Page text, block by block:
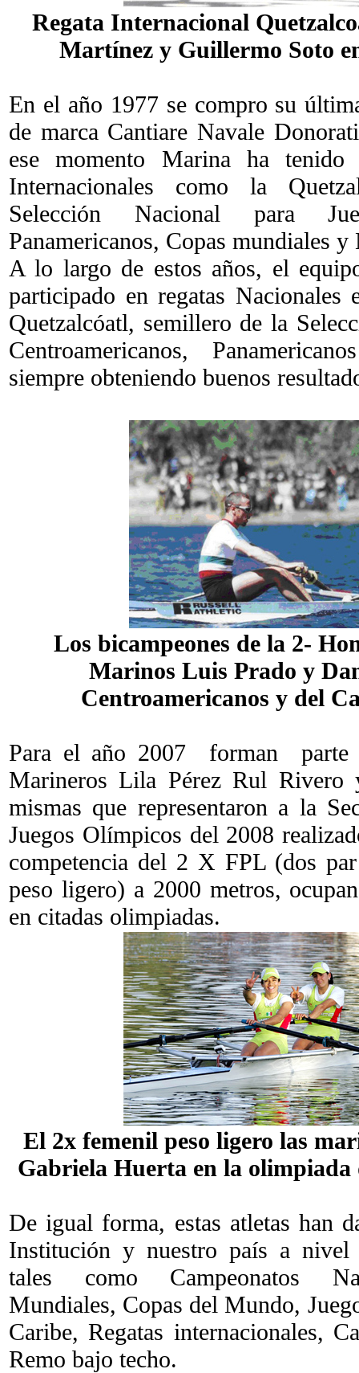
Regata Internacional
Martínez y Guillermo Soto
En el año 1977 se compro su
de marca Cantiare Navale
ese momento Marina ha tenido
Internacionales como la
Selección Nacional para
Panamericanos, Copas mundiales
A lo largo de estos años, el
participado en regatas Nacionales
Quetzalcóatl, semillero de la
Centroamericanos,
siempre obteniendo buenos
Los bicampeones de la 2-
Marinos Luis Prado y
Centroamericanos y del
Para el año 2007 forman parte
Marineros Lila Pérez Rul Rivero
mismas que representaron a la
Juegos Olímpicos del 2008
competencia del 2 X FPL (dos
peso ligero) a 2000 metros,
en citadas olimpiadas.
El 2x femenil peso ligero las
Gabriela Huerta en la
De igual forma, estas atletas han
Institución y nuestro país a nivel
tales como Campeonatos
Mundiales, Copas del Mundo,
Caribe, Regatas internacionales,
Remo bajo techo.